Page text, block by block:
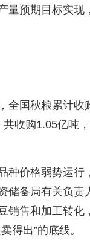
预期目标实现
国秋粮累计收
收购1.05亿吨
种价格弱势运
储备局有关负
销售和加工转
得出”的底线。